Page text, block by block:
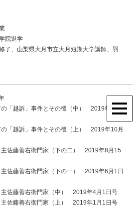
院退学
了、山梨県大月市立大月短期大学講師、羽
「越訴」事件とその後（中） 2019年12月
「越訴」事件とその後（上） 2019年10月
佐藤善右衛門家（下の二） 2019年8月15
佐藤善右衛門家（下の一） 2019年6月1日
佐藤善右衛門家（中） 2019年4月1日号
佐藤善右衛門家（上） 2019年1月1日号